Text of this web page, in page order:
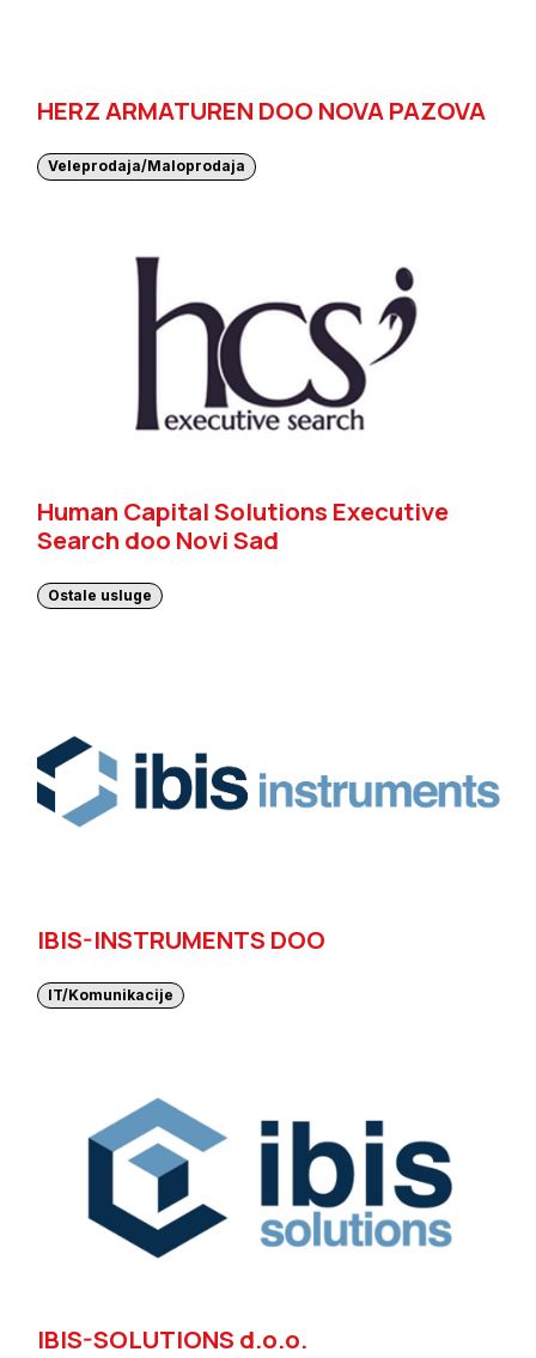
HERZ ARMATUREN DOO NOVA PAZOVA
Veleprodaja/Maloprodaja
Human Capital Solutions Executive
Search doo Novi Sad
Ostale usluge
IBIS-INSTRUMENTS DOO
IT/Komunikacije
IBIS-SOLUTIONS d.o.o.